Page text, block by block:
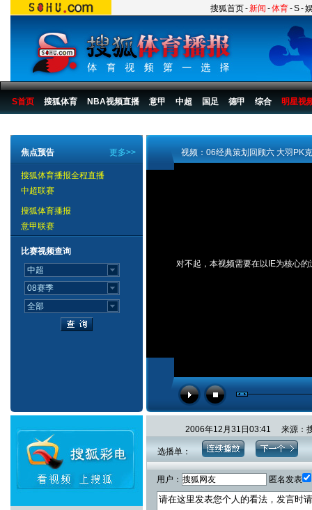
搜狐首页-新闻 -体育-S-
S首页 搜狐体育 NBA视频直播 意甲 中超 国足 德甲 综合 明星视
更多>>
焦点预告
搜狐体育播报全程直播
中超联赛
搜狐体育播报
意甲联赛
比赛视频查询
视频：06经典策划回顾六 大羽PK
对不起，本视频需要在以IE为核心的
2006年12月31日03:41 来源：
选播单：
用户： 匿名发表